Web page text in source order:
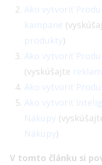
Ako vytvoriť
kampane
produkty)
Ako vytvoriť
(vyskúšajte
Ako vytvoriť
Ako vytvoriť
Nákupy
Nákupy)
V tomto článku si